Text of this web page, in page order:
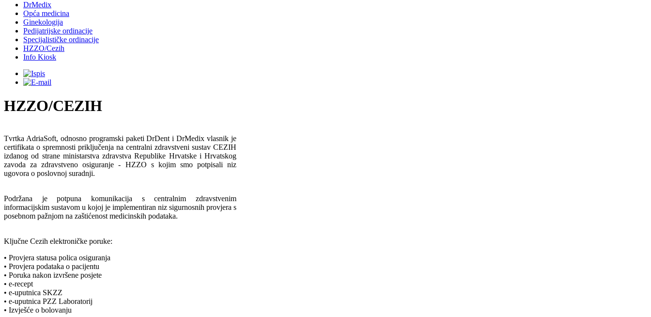
DrMedix
Opća medicina
Ginekologija
Pedijatrijske ordinacije
Specijalističke ordinacije
HZZO/Cezih
Info Kiosk
HZZO/CEZIH
Tvrtka AdriaSoft, odnosno programski paketi DrDent i DrMedix vlasnik je
certifikata o spremnosti priključenja na centralni zdravstveni sustav CEZIH
izdanog od strane ministarstva zdravstva Republike Hrvatske i Hrvatskog
zavoda za zdravstveno osiguranje - HZZO s kojim smo potpisali niz
ugovora o poslovnoj suradnji.
Podržana je potpuna komunikacija s centralnim zdravstvenim
informacijskim sustavom u kojoj je implementiran niz sigurnosnih provjera s
posebnom pažnjom na zaštićenost medicinskih podataka.
Ključne Cezih elektroničke poruke:
• Provjera statusa polica osiguranja
• Provjera podataka o pacijentu
• Poruka nakon izvršene posjete
• e-recept
• e-uputnica SKZZ
• e-uputnica PZZ Laboratorij
• Izvješće o bolovanju